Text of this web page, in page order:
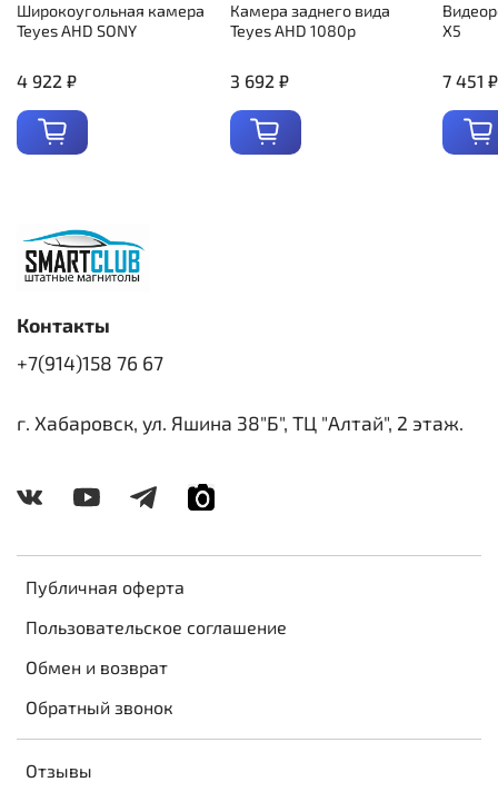
Широкоугольная камера
Teyes AHD SONY
4 922 ₽
Камера заднего вида
Teyes AHD 1080p
3 692 ₽
X5
7 451 ₽
Публичная оферта
Пользовательское соглашение
Обмен и возврат
Обратный звонок
Отзывы
Контакты
+7(914)158 76 67
г. Хабаровск, ул. Яшина 38"Б", ТЦ "Алтай", 2 этаж.